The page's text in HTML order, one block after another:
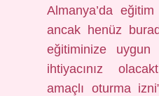
Almanya’da
ancak henüz
eğitiminize
ihtiyacınız
amaçlı oturma